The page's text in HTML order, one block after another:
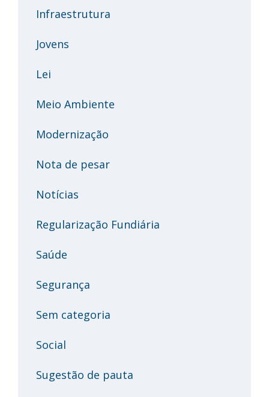
Infraestrutura
Jovens
Lei
Meio Ambiente
Modernização
Nota de pesar
Notícias
Regularização Fundiária
Saúde
Segurança
Sem categoria
Social
Sugestão de pauta